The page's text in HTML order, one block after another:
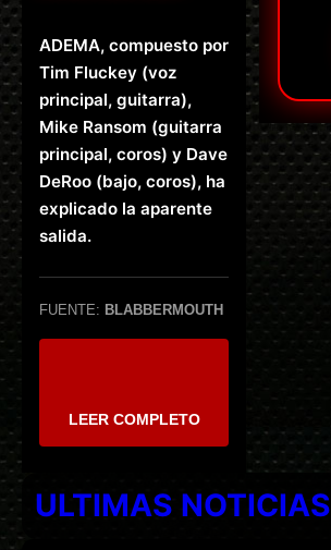
ADEMA, compuesto por
Tim Fluckey (voz
principal, guitarra),
Mike Ransom (guitarra
principal, coros) y Dave
DeRoo (bajo, coros), ha
explicado la aparente
salida.
FUENTE: BLABBERMOUTH
LEER COMPLETO
ULTIMAS NOTICIAS